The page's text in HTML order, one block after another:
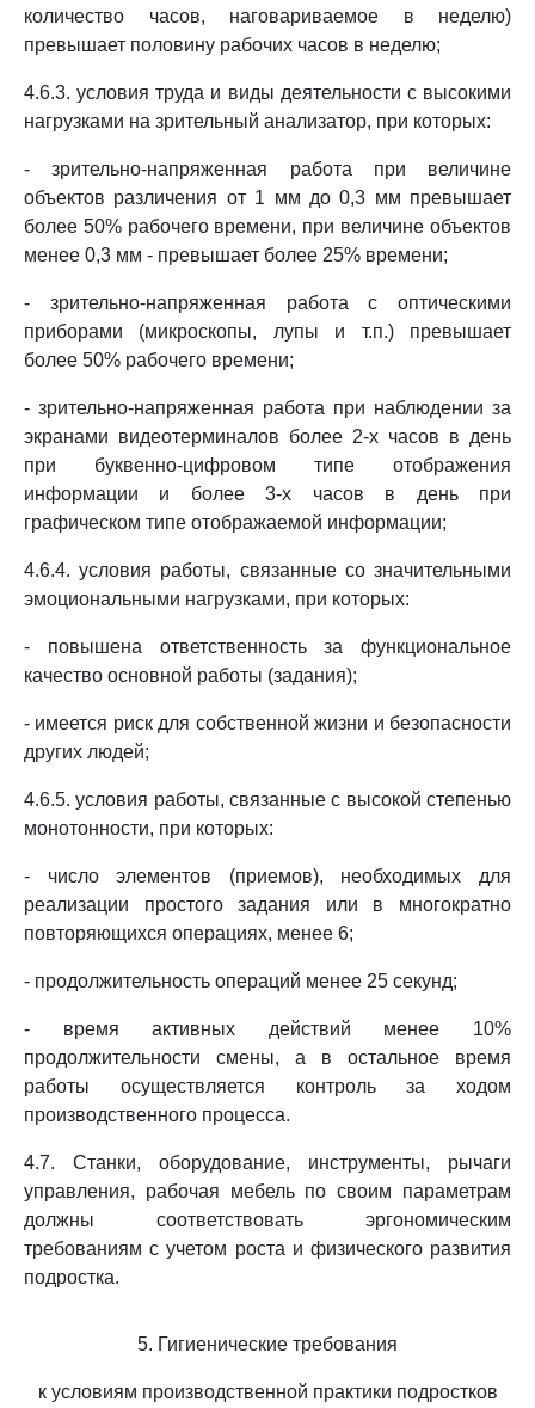
количество часов, наговариваемое в неделю)
превышает половину рабочих часов в неделю;
4.6.3. условия труда и виды деятельности с высокими
нагрузками на зрительный анализатор, при которых:
- зрительно-напряженная работа при величине
объектов различения от 1 мм до 0,3 мм превышает
более 50% рабочего времени, при величине объектов
менее 0,3 мм - превышает более 25% времени;
- зрительно-напряженная работа с оптическими
приборами (микроскопы, лупы и т.п.) превышает
более 50% рабочего времени;
- зрительно-напряженная работа при наблюдении за
экранами видеотерминалов более 2-х часов в день
при буквенно-цифровом типе отображения
информации и более 3-х часов в день при
графическом типе отображаемой информации;
4.6.4. условия работы, связанные со значительными
эмоциональными нагрузками, при которых:
- повышена ответственность за функциональное
качество основной работы (задания);
- имеется риск для собственной жизни и безопасности
других людей;
4.6.5. условия работы, связанные с высокой степенью
монотонности, при которых:
- число элементов (приемов), необходимых для
реализации простого задания или в многократно
повторяющихся операциях, менее 6;
- продолжительность операций менее 25 секунд;
- время активных действий менее 10%
продолжительности смены, а в остальное время
работы осуществляется контроль за ходом
производственного процесса.
4.7. Станки, оборудование, инструменты, рычаги
управления, рабочая мебель по своим параметрам
должны соответствовать эргономическим
требованиям с учетом роста и физического развития
подростка.
5. Гигиенические требования
к условиям производственной практики подростков